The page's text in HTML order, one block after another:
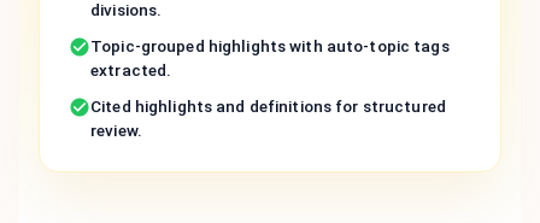
divisions.
Topic-grouped highlights with auto-topic tags
extracted.
Cited highlights and definitions for structured
review.